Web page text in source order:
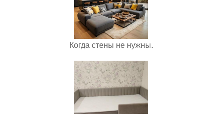
Когда стены не нужны.